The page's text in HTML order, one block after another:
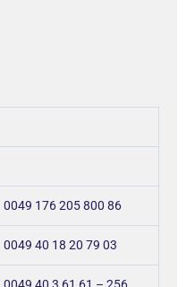
0049 176 205 800 86
0049 40 18 20 79 03